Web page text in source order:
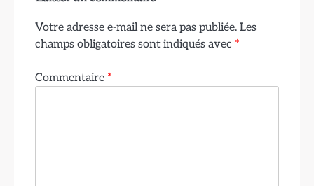
Votre adresse e-mail ne sera pas publiée. Les
champs obligatoires sont indiqués avec *
Commentaire *